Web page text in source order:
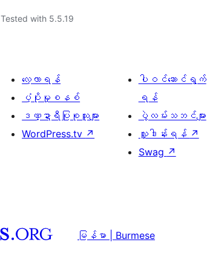
Tested with 5.5.19
လေ့လာရန်
ပံ့ပိုးမှုစနစ်
ဒဏ္ဍာရီပြုစုသူများ
WordPress.tv ↗
ပါဝင်ဆောင်ရွက်
ရန်
ပွဲလမ်းသဘင်များ
လှူဒါန်းရန် ↗
Swag ↗
မြန်မာ | Burmese